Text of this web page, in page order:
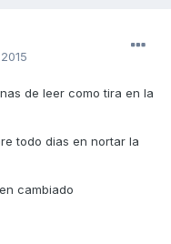
de leer como tira en la
todo dias en nortar la
cambiado